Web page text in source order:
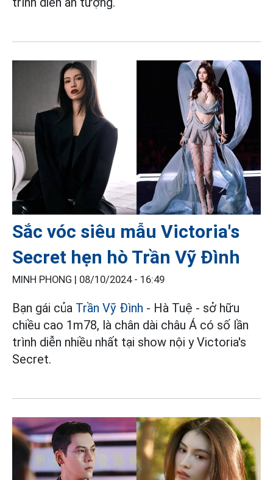
Sắc vóc siêu mẫu Victoria's
Secret hẹn hò Trần Vỹ Đình
MINH PHONG | 08/10/2024 - 16:49
Bạn gái của Trần Vỹ Đình - Hà Tuệ - sở hữu
chiều cao 1m78, là chân dài châu Á có số lần
trình diễn nhiều nhất tại show nội y Victoria's
Secret.